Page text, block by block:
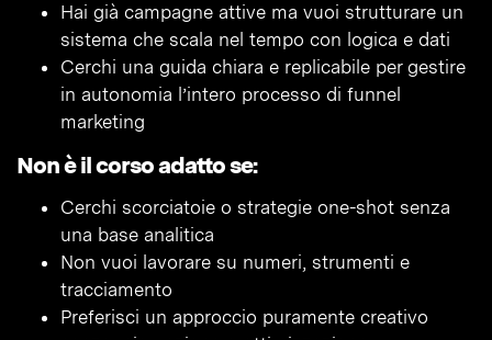
Hai già campagne attive ma vuoi strutturare un
sistema che scala nel tempo con logica e dati
Cerchi una guida chiara e replicabile per gestire
in autonomia l’intero processo di funnel
marketing
Non è il corso adatto se:
Cerchi scorciatoie o strategie one-shot senza
una base analitica
Non vuoi lavorare su numeri, strumenti e
tracciamento
Preferisci un approccio puramente creativo